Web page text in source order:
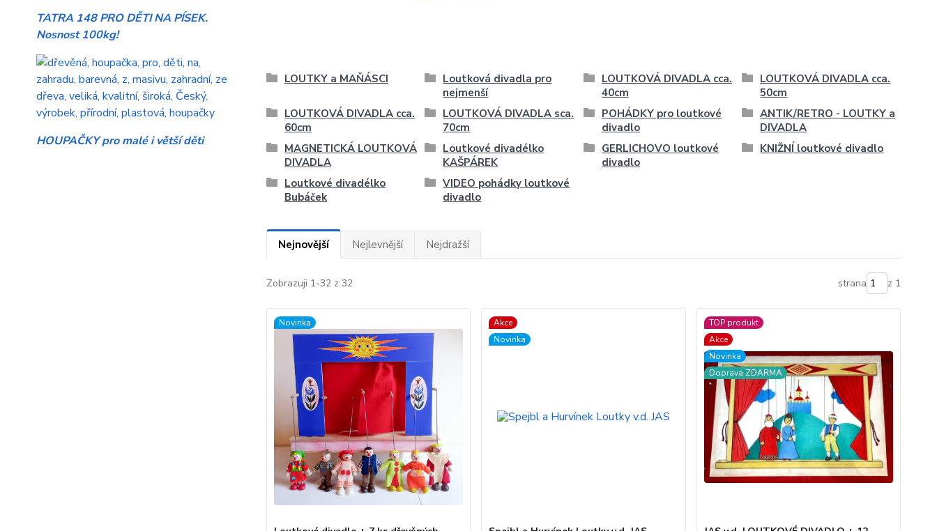
TATRA 148 PRO DĚTI NA PÍSEK.
Nosnost 100kg!
HOUPAČKY pro malé i větší děti
LOUTKY a MAŇÁSCI
Loutková divadla pro
nejmenší
LOUTKOVÁ DIVADLA cca.
40cm
LOUTKOVÁ DIVADLA cca.
50cm
LOUTKOVÁ DIVADLA cca.
60cm
LOUTKOVÁ DIVADLA sca.
70cm
POHÁDKY pro loutkové
divadlo
ANTIK/RETRO - LOUTKY a
DIVADLA
MAGNETICKÁ LOUTKOVÁ
DIVADLA
Loutkové divadélko
KAŠPÁREK
GERLICHOVO loutkové
divadlo
KNIŽNÍ loutkové divadlo
Loutkové divadélko
Bubáček
VIDEO pohádky loutkové
divadlo
Nejnovější Nejlevnější Nejdražší
Zobrazuji 1-32 z 32 strana z 1
Novinka
Akce
Novinka
TOP produkt
Akce
Novinka
Doprava ZDARMA